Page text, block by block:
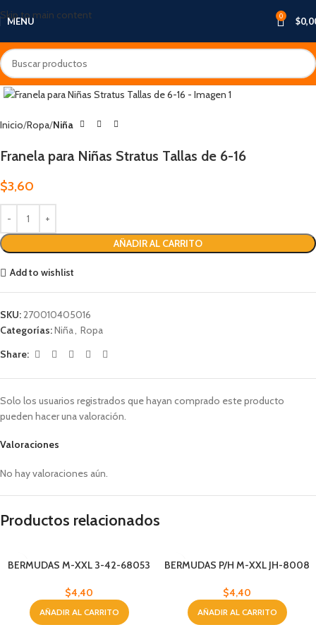
Skip to main content
MENU 0 $
Inicio Ropa Niña
Franela para Niñas Stratus Tallas de 6-16
$3,60
AÑADIR AL CARRITO
Add to wishlist
SKU:270010405016
Categorías:Niña Ropa
Share:
Valoraciones
No hay valoraciones aún.
Solo los usuarios registrados que hayan comprado este producto
pueden hacer una valoración.
Productos relacionados
BERMUDAS M-XXL 3-42-68053
$4,40
AÑADIR AL CARRITO
BERMUDAS P/H M-XXL JH-8008
$4,40
AÑADIR AL CARRITO